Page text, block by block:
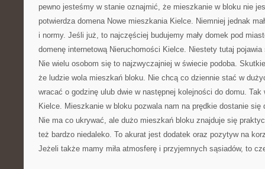
pewno jesteśmy w stanie oznajmić, że mieszkanie w bloku nie
potwierdza domena Nowe mieszkania Kielce. Niemniej jednak
i normy. Jeśli już, to najczęściej budujemy mały domek pod
domenę internetową Nieruchomości Kielce. Niestety tutaj
Nie wielu osobom się to najzwyczajniej w świecie podoba.
że ludzie wola mieszkań bloku. Nie chcą co dziennie stać w
wracać o godzinę ulub dwie w następnej kolejności do domu.
Kielce. Mieszkanie w bloku pozwala nam na prędkie dostanie
Nie ma co ukrywać, ale dużo mieszkań bloku znajduje się
też bardzo niedaleko. To akurat jest dodatek oraz pozytyw na
Jeżeli także mamy miła atmosferę i przyjemnych sąsiadów, to